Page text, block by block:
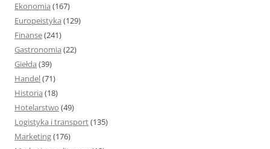
Ekonomia (167)
Europeistyka (129)
Finanse(241)
Gastronomia (22)
Giełda (39)
Handel(71)
Historia (18)
Hotelarstwo (49)
Logistyka i transport(135)
Marketing(176)